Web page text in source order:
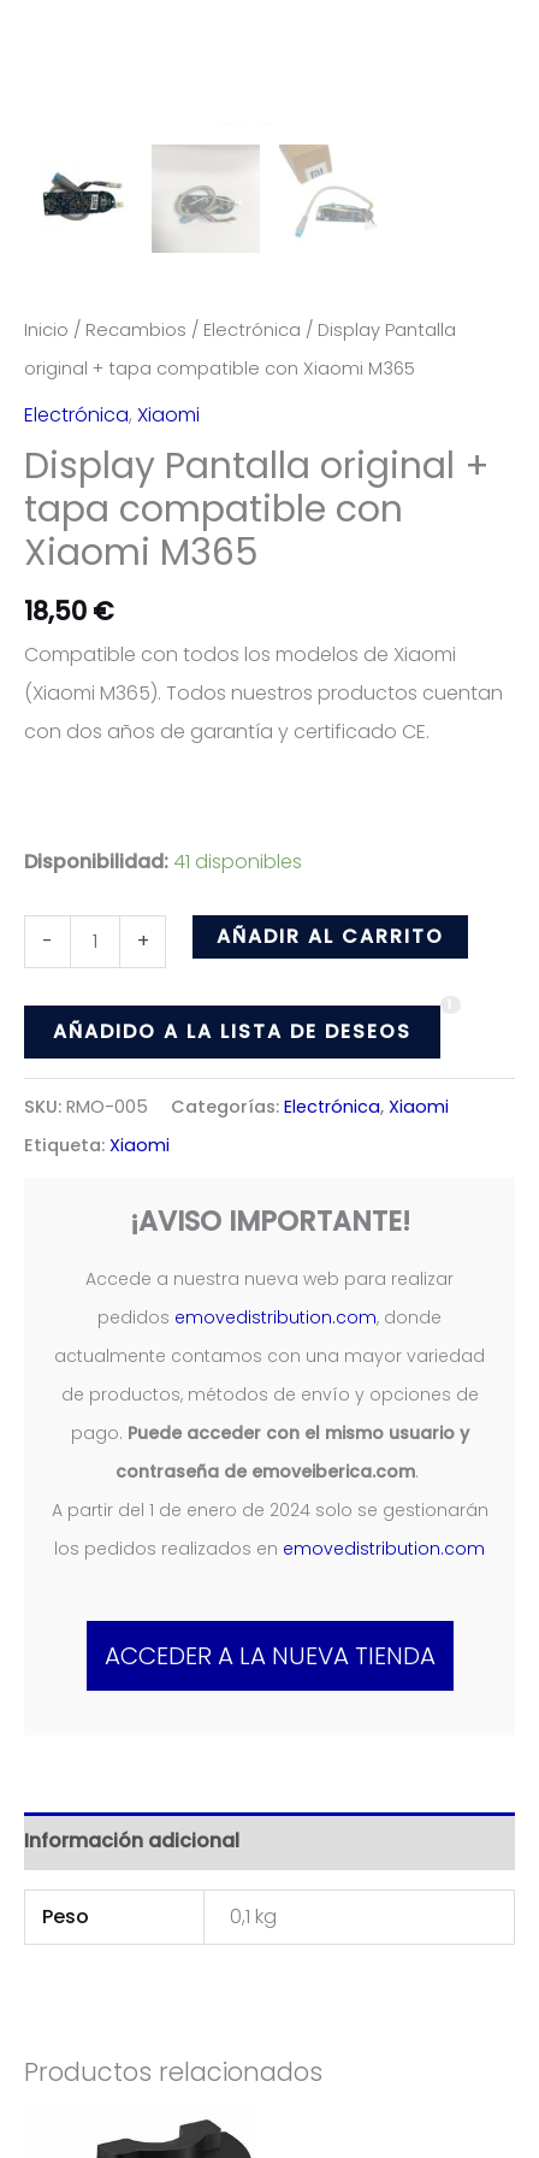
Inicio / Recambios / Electrónica / Display Pantalla
original + tapa compatible con Xiaomi M365
Electrónica, Xiaomi
Display Pantalla original +
tapa compatible con
Xiaomi M365
18,50 €
Compatible con todos los modelos de Xiaomi
(Xiaomi M365). Todos nuestros productos cuentan
con dos años de garantía y certificado CE.
Disponibilidad: 41 disponibles
-
Display
Pantalla
original
tapa
con
cantidad
+ AÑADIR AL CARRITO
AÑADIDO A LA LISTA DE DESEOS
SKU: RMO-005 Categorías: Electrónica, Xiaomi
Etiqueta: Xiaomi
¡AVISO IMPORTANTE!
Accede a nuestra nueva web para realizar
pedidos emovedistribution.com, donde
actualmente contamos con una mayor variedad
de productos, métodos de envío y opciones de
pago. Puede acceder con el mismo usuario y
contraseña de emoveiberica.com.
A partir del 1 de enero de 2024 solo se gestionarán
los pedidos realizados en emovedistribution.com
ACCEDER A LA NUEVA TIENDA
Información adicional
Peso 0,1 kg
Productos relacionados